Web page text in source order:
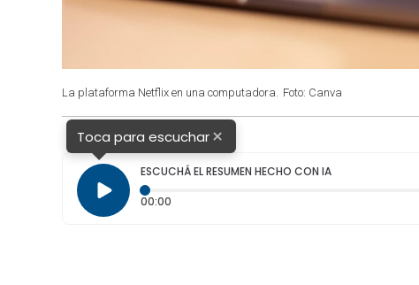
La plataforma Netflix en una computadora. Foto: Canva
Toca para escuchar×
ESCUCHÁ EL RESUMEN HECHO CON IA
00:00